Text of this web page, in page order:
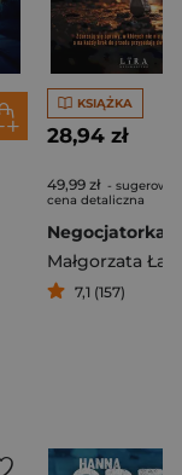
KSIĄŻKA
28,94 zł
49,99 zł -
cena detaliczna
Negocjatorka
Małgorzata
7,1 (157)